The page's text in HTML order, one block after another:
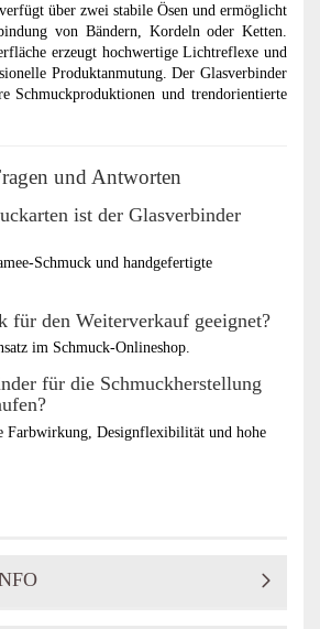
über zwei stabile Ösen und ermöglicht
von Bändern, Kordeln oder Ketten.
erzeugt hochwertige Lichtreflexe und
Produktanmutung. Der Glasverbinder
Schmuckproduktionen und trendorientierte
und Antworten
ist der Glasverbinder
Schmuck und handgefertigte
für den Weiterverkauf geeignet?
im Schmuck-Onlineshop.
für die Schmuckherstellung
Farbwirkung, Designflexibilität und hohe